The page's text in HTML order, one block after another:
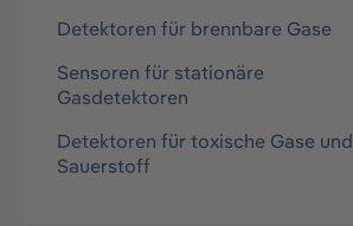
Detektoren für brennbare Gase
Sensoren für stationäre
Gasdetektoren
Detektoren für toxische Gase und
Sauerstoff